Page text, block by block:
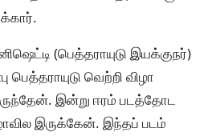
(பெத்தராயுடு இயக்குநர்)
பெத்தராயுடு வெற்றி விழா
இன்று ஈரம் படத்தோட
இருக்கேன். இந்தப் படம்